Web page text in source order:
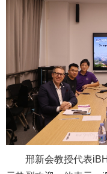
邢新会教授代表